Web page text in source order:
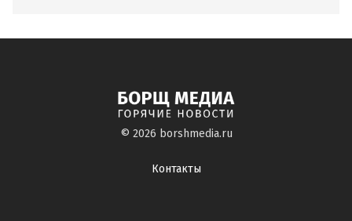
© 2026 borshmedia.ru
Контакты